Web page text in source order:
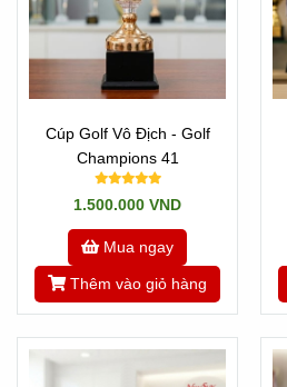
Cúp Golf Vô Địch - Golf
Champions 41
1.500.000 VND
Mua ngay
Thêm vào giỏ hàng